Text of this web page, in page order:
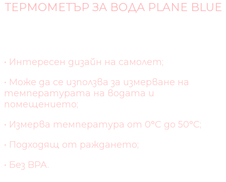
ТЕРМОМЕТЪР ЗА ВОДА PLANE BLUE
• Интересен дизайн на самолет;
• Може да се използва за измерване на
температурата на водата и
помещението;
• Измерва температура от 0°C до 50°C;
• Подходящ от раждането;
• Без BPA.